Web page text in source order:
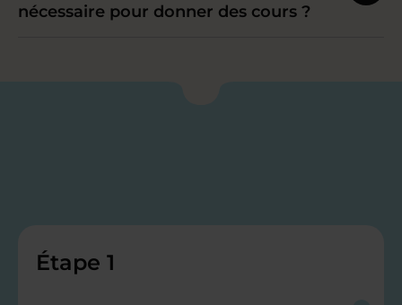
nécessaire pour donner des cours ?
Étape 1